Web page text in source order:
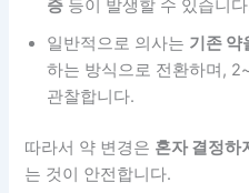
증 등이 발생할 수 있습니
일반적으로 의사는 기존 약
하는 방식으로 전환하며,
관찰합니다.
따라서 약 변경은 혼자 결정하
는 것이 안전합니다.